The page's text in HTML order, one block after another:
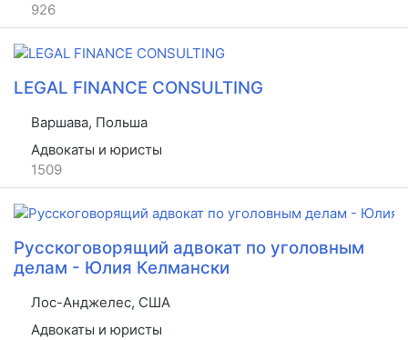
926
LEGAL FINANCE CONSULTING
Варшава, Польша
Адвокаты и юристы
1509
Русскоговорящий адвокат по уголовным
делам - Юлия Келмански
Лос-Анджелес, США
Адвокаты и юристы